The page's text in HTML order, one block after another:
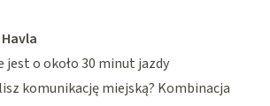
o około 30 minut jazdy
komunikację miejską? Kombinacja